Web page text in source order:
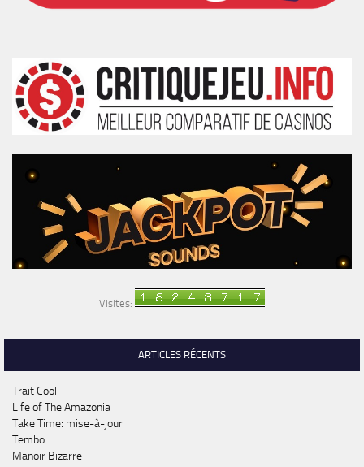
Visites:
ARTICLES RÉCENTS
Trait Cool
Life of The Amazonia
Take Time: mise-à-jour
Tembo
Manoir Bizarre